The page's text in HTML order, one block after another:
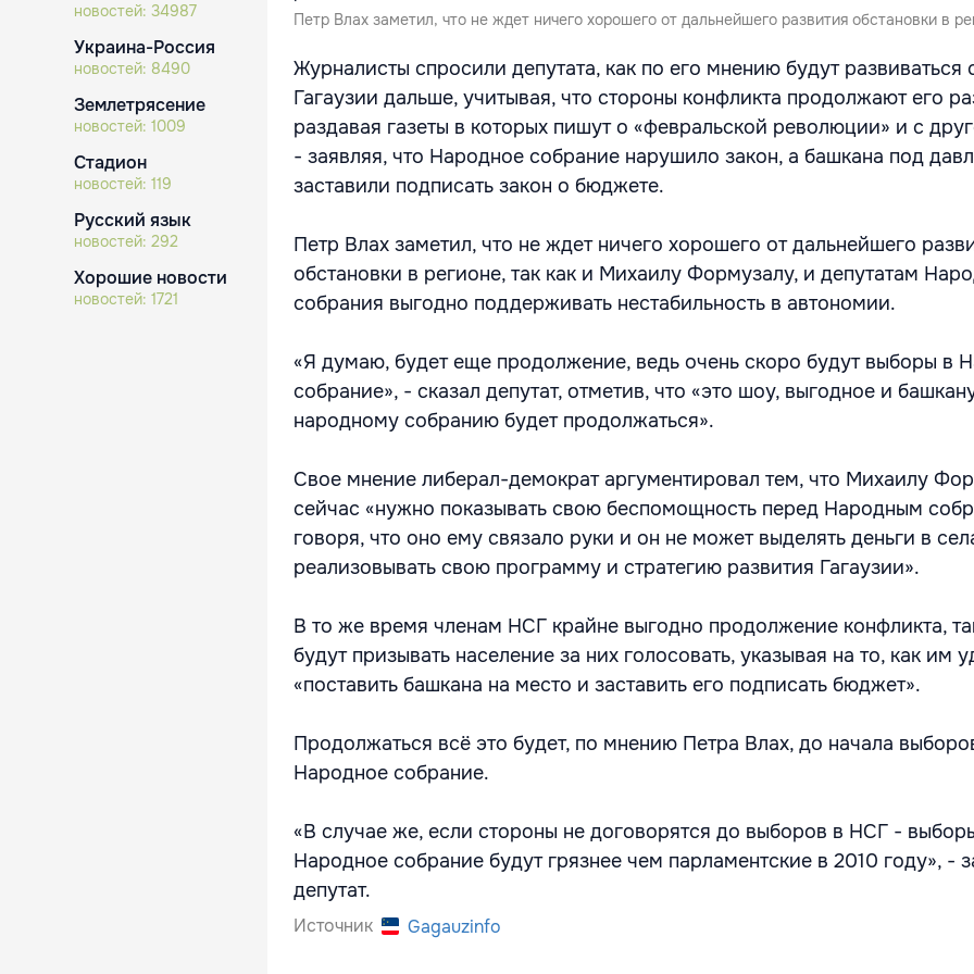
новостей: 34987
Украина-Россия
новостей: 8490
Землетрясение
новостей: 1009
Стадион
новостей: 119
Русский язык
новостей: 292
Хорошие новости
новостей: 1721
Петр Влах заметил, что не ждет ничего хорошего от дальнейшего развития обстановки в
Журналисты спросили депутата, как по его мнению будут развиваться
Гагаузии дальше, учитывая, что стороны конфликта продолжают его
раздавая газеты в которых пишут о «февральской революции» и с
- заявляя, что Народное собрание нарушило закон, а башкана под
заставили подписать закон о бюджете.
Петр Влах заметил, что не ждет ничего хорошего от дальнейшего
обстановки в регионе, так как и Михаилу Формузалу, и депутатам
собрания выгодно поддерживать нестабильность в автономии.
«Я думаю, будет еще продолжение, ведь очень скоро будут выборы в
собрание», - сказал депутат, отметив, что «это шоу, выгодное и
народному собранию будет продолжаться».
Свое мнение либерал-демократ аргументировал тем, что Михаилу
сейчас «нужно показывать свою беспомощность перед Народным
говоря, что оно ему связало руки и он не может выделять деньги в
реализовывать свою программу и стратегию развития Гагаузии».
В то же время членам НСГ крайне выгодно продолжение конфликта,
будут призывать население за них голосовать, указывая на то, как им
«поставить башкана на место и заставить его подписать бюджет».
Продолжаться всё это будет, по мнению Петра Влах, до начала
Народное собрание.
«В случае же, если стороны не договорятся до выборов в НСГ -
Народное собрание будут грязнее чем парламентские в 2010 году», -
депутат.
Источник Gagauzinfo